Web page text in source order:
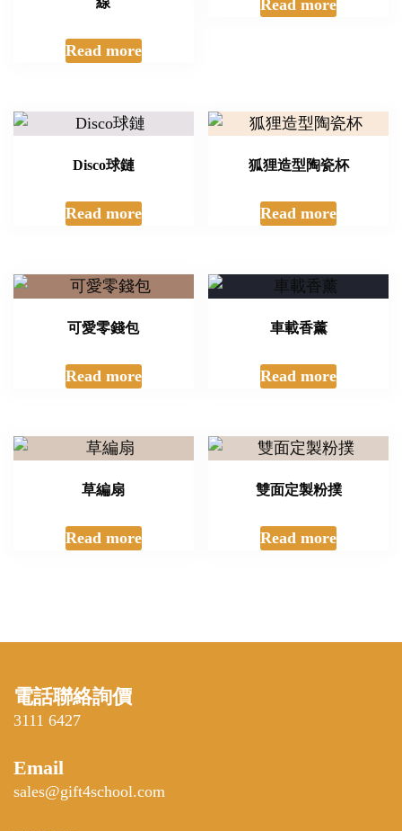
Read more
Read more
Disco球鏈
Read more
狐狸造型陶瓷杯
Read more
可愛零錢包
Read more
車載香薰
Read more
草編扇
Read more
雙面定製粉撲
Read more
電話聯絡詢價
3111 6427
Email
sales@gift4school.com